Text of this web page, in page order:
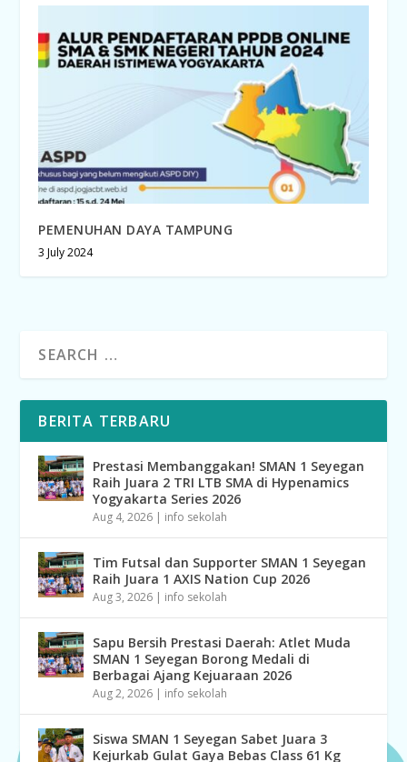
PEMENUHAN DAYA TAMPUNG
3 July 2024
BERITA TERBARU
Prestasi Membanggakan! SMAN 1 Seyegan
Raih Juara 2 TRI LTB SMA di Hypenamics
Yogyakarta Series 2026
Aug 4, 2026 | info sekolah
Tim Futsal dan Supporter SMAN 1 Seyegan
Raih Juara 1 AXIS Nation Cup 2026
Aug 3, 2026 | info sekolah
Sapu Bersih Prestasi Daerah: Atlet Muda
SMAN 1 Seyegan Borong Medali di
Berbagai Ajang Kejuaraan 2026
Aug 2, 2026 | info sekolah
Siswa SMAN 1 Seyegan Sabet Juara 3
Kejurkab Gulat Gaya Bebas Class 61 Kg